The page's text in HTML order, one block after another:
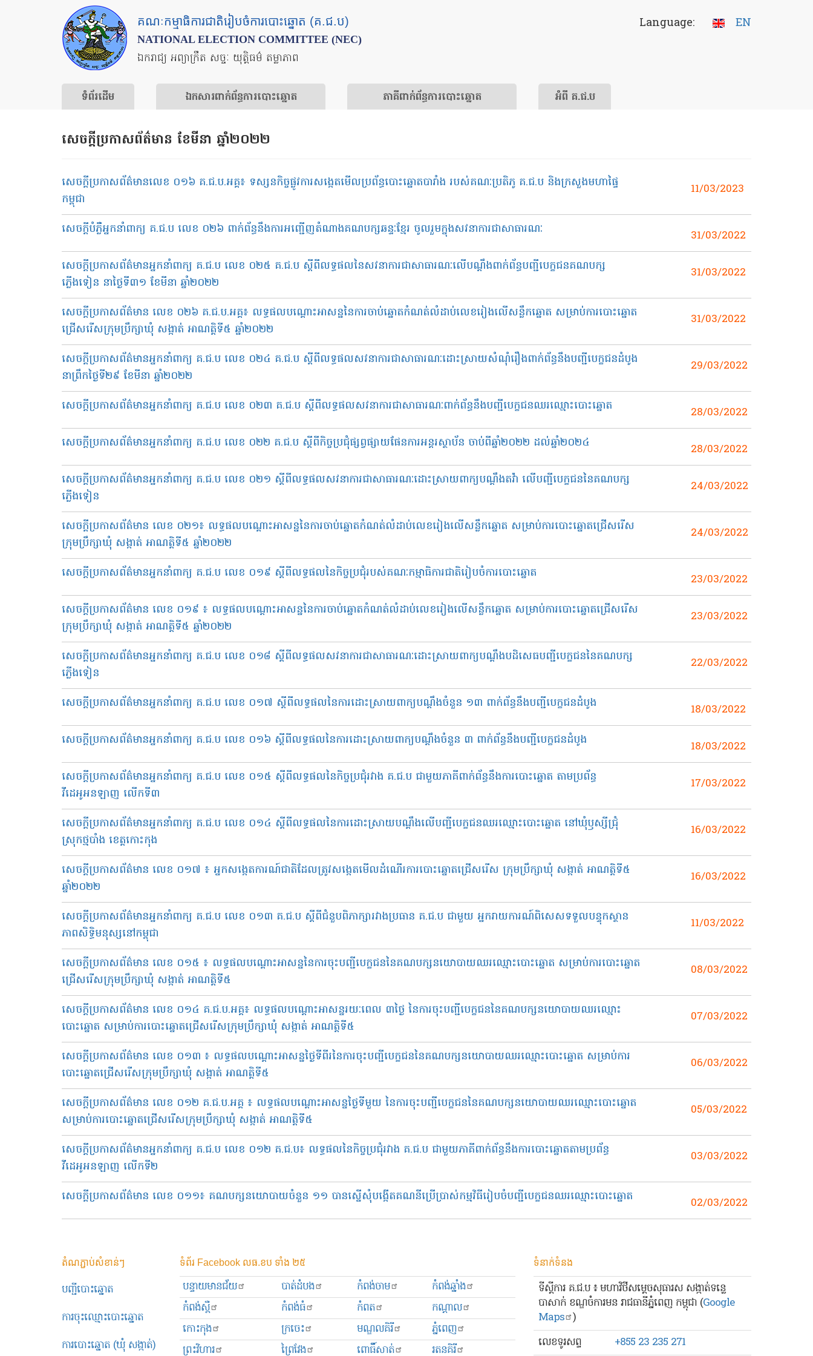
គណៈកម្មាធិការជាតិរៀបចំការបោះឆ្នោត (គ.ជ.ប)
NATIONAL ELECTION COMMITTEE (NEC)
ឯករាជ្យ អព្យាក្រឹត សច្ចៈ យុត្តិធម៌ តម្លាភាព
Language: EN
ទំព័រ​ដើម ឯកសារ​ពាក់ព័ន្ធ​ការ​បោះឆ្នោត ​ភាគីពាក់ព័ន្ធ​​ការ​បោះឆ្នោត អំពី គ.ជ.ប
សេចក្ដីប្រកាសព័ត៌មាន ខែមីនា ឆ្នាំ២០២២
សេចក្តីប្រកាសព័ត៌មានលេខ ០១៦ គ.ជ.ប.អគ្គ៖ ទស្សនកិច្ចផ្លូវការសង្កេតមើលប្រព័ន្ធបោះឆ្នោតបារាំង របស់គណៈប្រតិភូ គ.ជ.ប និងក្រសួងមហាផ្ទៃ
កម្ពុជា
11/03/2023
សេចក្ដីបំភ្លឺអ្នកនាំពាក្យ គ.ជ.ប លេខ ០២៦ ពាក់ព័ន្ធនឹងការអញ្ជើញតំណាងគណបក្សឆន្ទៈខ្មែរ ចូលរួមក្នុងសវនាការជាសាធារណៈ
31/03/2022
សេចក្តីប្រកាសព័ត៌មានអ្នកនាំពាក្យ គ.ជ.ប លេខ ០២៥ គ.ជ.ប ស្តីពីលទ្ធផលនៃសវនាការជាសាធារណៈលើបណ្តឹងពាក់ព័ន្ធបញ្ជីបេក្ខជនគណបក្ស
ភ្លើងទៀន នាថ្ងៃទី៣១ ខែមីនា ឆ្នាំ២០២២
31/03/2022
សេចក្ដីប្រកាសព័ត៌មាន លេខ ០២៦ គ.ជ.ប.អគ្គ៖ លទ្ធផលបណ្ដោះអាសន្ននៃការចាប់ឆ្នោតកំណត់លំដាប់លេខរៀងលើសន្លឹកឆ្នោត សម្រាប់ការបោះឆ្នោត
ជ្រើសរើសក្រុមប្រឹក្សាឃុំ សង្កាត់ អាណត្តិទី៥ ឆ្នាំ២០២២
31/03/2022
សេចក្តីប្រកាសព័ត៌មានអ្នកនាំពាក្យ គ.ជ.ប លេខ ០២៤ គ.ជ.ប ស្តីពីលទ្ធផលសវនាការជាសាធារណៈដោះស្រាយសំណុំរឿងពាក់ព័ន្ធនឹងបញ្ជីបេក្ខជនដំបូង
នាព្រឹកថ្ងៃទី២៩ ខែមីនា ឆ្នាំ២០២២
29/03/2022
សេចក្តីប្រកាសព័ត៌មានអ្នកនាំពាក្យ គ.ជ.ប លេខ ០២៣ គ.ជ.ប ស្តីពីលទ្ធផលសវនាការជាសាធារណៈពាក់ព័ន្ធនឹងបញ្ជីបេក្ខជនឈរឈ្មោះបោះឆ្នោត
28/03/2022
សេចក្តីប្រកាសព័ត៌មានអ្នកនាំពាក្យ គ.ជ.ប លេខ ០២២ គ.ជ.ប​​​ ស្ដីពីកិច្ចប្រជុំផ្សព្វផ្សាយផែនការអន្តរស្ថាប័ន ចាប់ពីឆ្នាំ២០២២ ដល់ឆ្នាំ២០២៤
28/03/2022
សេចក្តីប្រកាសព័ត៌មានអ្នកនាំពាក្យ គ.ជ.ប លេខ ០២១ ស្តីពីលទ្ធផលសវនាការជាសាធារណៈដោះស្រាយពាក្យបណ្តឹងតវ៉ា លើបញ្ជីបេក្ខជននៃគណបក្ស
ភ្លើងទៀន
24/03/2022
សេចក្ដីប្រកាសព័ត៌មាន លេខ​ ០២១៖ លទ្ធផលបណ្ដោះអាសន្ននៃការចាប់ឆ្នោតកំណត់លំដាប់លេខរៀងលើសន្លឹកឆ្នោត សម្រាប់ការបោះឆ្នោតជ្រើសរើស
ក្រុមប្រឹក្សាឃុំ សង្កាត់ អាណត្តិទី៥ ឆ្នាំ២០២២
24/03/2022
សេចក្តីប្រកាសព័ត៌មានអ្នកនាំពាក្យ គ.ជ.ប លេខ ០១៩ ស្តីពីលទ្ធផលនៃកិច្ចប្រជុំរបស់គណៈកម្មាធិការជាតិរៀបចំការបោះឆ្នោត
23/03/2022
សេចក្ដីប្រកាសព័ត៌មាន លេខ ០១៩ ៖ លទ្ធផលបណ្ដោះអាសន្ននៃការចាប់ឆ្នោតកំណត់លំដាប់លេខរៀងលើសន្លឹកឆ្នោត សម្រាប់ការបោះឆ្នោតជ្រើសរើស
ក្រុមប្រឹក្សាឃុំ សង្កាត់ អាណត្តិទី៥ ឆ្នាំ២០២២
23/03/2022
សេចក្តីប្រកាសព័ត៌មានអ្នកនាំពាក្យ គ.ជ.ប លេខ ០១៨ ស្តីពីលទ្ធផលសវនាការជាសាធារណៈដោះស្រាយពាក្យបណ្តឹងបដិសេធបញ្ជីបេក្ខជននៃគណបក្ស
ភ្លើងទៀន
22/03/2022
សេចក្តីប្រកាសព័ត៌មានអ្នកនាំពាក្យ គ.ជ.ប លេខ ០១៧ ស្តីពីលទ្ធផលនៃការដោះស្រាយពាក្យបណ្តឹងចំនួន ១៣ ពាក់ព័ន្ធនឹងបញ្ជីបេក្ខជនដំបូង
18/03/2022
សេចក្តីប្រកាសព័ត៌មានអ្នកនាំពាក្យ គ.ជ.ប លេខ ០១៦ ស្តីពីលទ្ធផលនៃការដោះស្រាយពាក្យបណ្តឹងចំនួន ៣ ពាក់ព័ន្ធនឹងបញ្ជីបេក្ខជនដំបូង
18/03/2022
សេចក្តីប្រកាសព័ត៌មានអ្នកនាំពាក្យ គ.ជ.ប លេខ ០១៥ ស្តីពីលទ្ធផលនៃកិច្ចប្រជុំរវាង គ.ជ.ប ជាមួយភាគីពាក់ព័ន្ធនឹងការបោះឆ្នោត តាមប្រព័ន្ធ
វីដេអូអនឡាញ លើកទី៣
17/03/2022
សេចក្តីប្រកាសព័ត៌មានអ្នកនាំពាក្យ គ.ជ.ប លេខ ០១៤ ស្តីពីលទ្ធផលនៃការដោះស្រាយបណ្តឹងលើបញ្ជីបេក្ខជនឈរឈ្មោះបោះឆ្នោត នៅឃុំឫស្សីជ្រុំ
ស្រុកថ្មបាំង ខេត្តកោះកុង
16/03/2022
សេចក្តីប្រកាសព័ត៌មាន លេខ ០១៧ ៖ អ្នកសង្កេតការណ៍ជាតិដែលត្រូវសង្កេតមើលដំណើរការបោះឆ្នោតជ្រើសរើស ក្រុមប្រឹក្សាឃុំ សង្កាត់ អាណត្តិទី៥
ឆ្នាំ២០២២
16/03/2022
សេចក្តីប្រកាសព័ត៌មានអ្នកនាំពាក្យ គ.ជ.ប លេខ ០១៣ គ.ជ.ប ស្តីពីជំនួបពិភាក្សារវាងប្រធាន គ.ជ.ប ជាមួយ អ្នករាយការណ៍ពិសេសទទួលបន្ទុកស្ថាន
ភាពសិទ្ធិមនុស្សនៅកម្ពុជា
11/03/2022
សេចក្តីប្រកាសព័ត៌មាន លេខ ០១៥ ៖ លទ្ធផលបណ្ដោះអាសន្ននៃការចុះបញ្ជីបេក្ខជននៃគណបក្សនយោបាយឈរឈ្មោះបោះឆ្នោត សម្រាប់ការបោះឆ្នោត
ជ្រើសរើសក្រុមប្រឹក្សាឃុំ សង្កាត់ អាណត្តិទី៥
08/03/2022
សេចក្តីប្រកាសព័ត៌មាន លេខ ០១៤ គ.ជ.ប.អគ្គ៖ លទ្ធផលបណ្ដោះអាសន្នរយៈពេល ៣ថ្ងៃ នៃការចុះបញ្ជីបេក្ខជននៃគណបក្សនយោបាយឈរឈ្មោះ
បោះឆ្នោត សម្រាប់ការបោះឆ្នោតជ្រើសរើសក្រុមប្រឹក្សាឃុំ សង្កាត់ អាណត្តិទី៥
07/03/2022
សេចក្តីប្រកាសព័ត៌មាន លេខ ០១៣ ៖ លទ្ធផលបណ្ដោះអាសន្នថ្ងៃទីពីរនៃការចុះបញ្ជីបេក្ខជននៃគណបក្សនយោបាយឈរឈ្មោះបោះឆ្នោត សម្រាប់ការ
បោះឆ្នោតជ្រើសរើសក្រុមប្រឹក្សាឃុំ សង្កាត់ អាណត្តិទី៥
06/03/2022
សេចក្តីប្រកាសព័ត៌មាន លេខ ០១២ គ.ជ.ប.អគ្គ ៖ លទ្ធផលបណ្ដោះអាសន្នថ្ងៃទីមួយ នៃការចុះបញ្ជីបេក្ខជននៃគណបក្សនយោបាយឈរឈ្មោះបោះឆ្នោត
សម្រាប់ការបោះឆ្នោតជ្រើសរើសក្រុមប្រឹក្សាឃុំ សង្កាត់ អាណត្តិទី៥
05/03/2022
សេចក្តីប្រកាសព័ត៌មានអ្នកនាំពាក្យ គ.ជ.ប លេខ ០១២ គ.ជ.ប៖ លទ្ធផលនៃកិច្ចប្រជុំរវាង គ.ជ.ប ជាមួយភាគីពាក់ព័ន្ធនឹងការបោះឆ្នោតតាមប្រព័ន្ធ
វីដេអូអនឡាញ លើកទី២
03/03/2022
សេចក្តីប្រកាសព័ត៌មាន លេខ ០១១៖ គណបក្សនយោបាយចំនួន ១១ បានស្នើសុំបង្កើតគណនីប្រើប្រាស់កម្មវិធីរៀបចំបញ្ជីបេក្ខជនឈរឈ្មោះបោះឆ្នោត 02/03/2022
តំណភ្ជាប់សំខាន់ៗ
បញ្ជីបោះឆ្នោត
ការចុះឈ្មោះបោះឆ្នោត
ការបោះឆ្នោត (ឃុំ សង្កាត់)
ទំព័រ Facebook លធ.ខប ទាំង ២៥
បន្ទាយមានជ័យ បាត់ដំបង កំពង់ចាម
កំពង់ឆ្នាំង
កំពង់ស្ពឺ
កំពង់ធំ កំពត
កណ្ដាល
កោះកុង
ក្រចេះ មណ្ឌលគិរី
ភ្នំពេញ
ព្រះ​វិហារ
ព្រៃវែង ពោធិ៍សាត់ រតនគិរី
ទំនាក់ទំនង
ទីស្ដីការ គ.ជ.ប ៖ មហាវិថីសម្ដេចសុធារស សង្កាត់ទន្លេ
បាសាក់ ខណ្ឌចំការមន រាជធានីភ្នំពេញ កម្ពុជា (Google
Maps )
លេខ​ទូរសព្ទ
+855 23 235 271